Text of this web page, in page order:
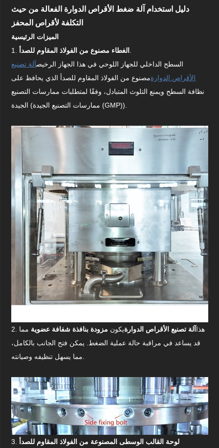
دليل استخدام آلة ضغط الأقراص الدوارة الفعالة من حيث
التكلفة لأقراص المحفز
الميزات الرئيسية
1.
الغطاء مصنوع من الفولاذ المقاوم للصدأ
السطح الداخلي للجهاز اللوحي في هذا الجهاز الرخيصآلة تصنيع
الأقراص الدوارةمصنوع من الفولاذ المقاوم للصدأ الذي يحافظ على
نظافة السطح ويمنع التلوث المتبادل، وفقًا لمتطلبات ممارسات التصنيع
الجيدة (ممارسات التصنيع الجيدة (GMP)).
2. هذا آلة تصنيع الأقراص الدوارةيكون مزودة بنافذة شفافة عضوية مما
قد يساعد في مراقبة حالة عملية الضغط. يمكن فتح الجانب بالكامل،
مما يسهل تنظيفه وصيانته.
3.
لوحة القالب الوسطى المصنوعة من الفولاذ المقاوم للصدأ